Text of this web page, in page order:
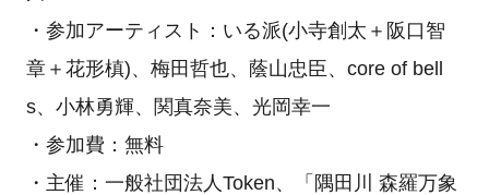
・参加アーティスト：いる派(小寺創太＋阪口智
章＋花形槙)、梅田哲也、蔭山忠臣、core of bell
s、小林勇輝、関真奈美、光岡幸一
・参加費：無料
・主催：一般社団法人Token、「隅田川 森羅万象